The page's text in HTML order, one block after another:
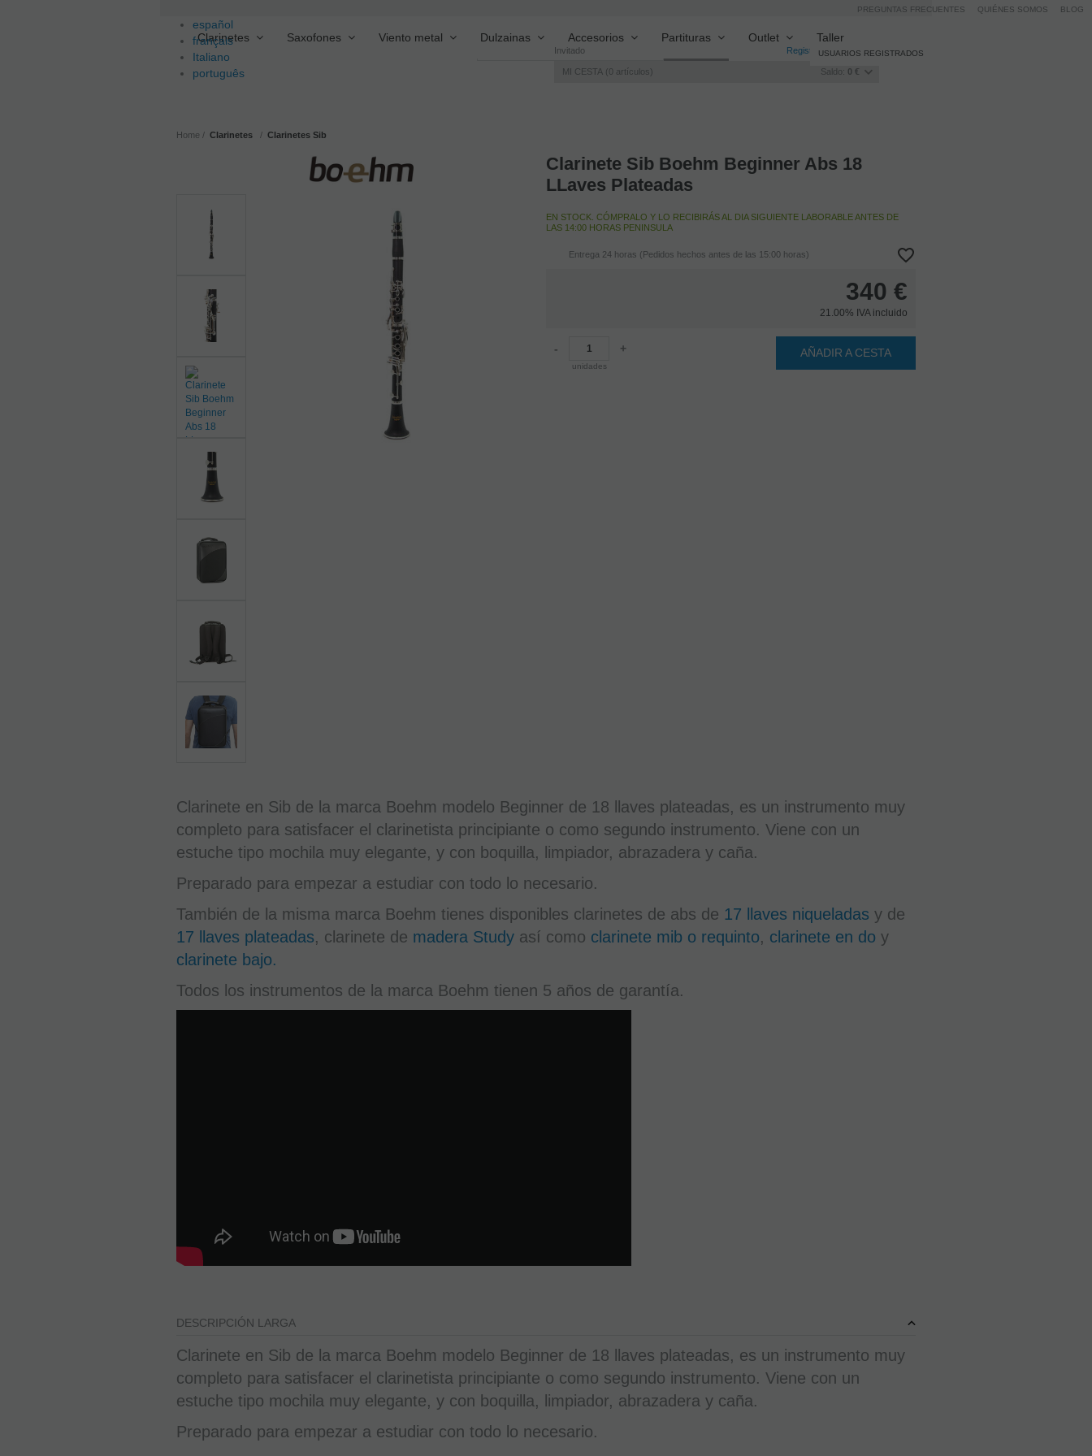
español
français
Italiano
português
Invitado Registro /Iniciar sesión
MI CESTA 0 artículos Saldo: 0 €
USUARIOS REGISTRADOS
Clarinetes Saxofones Viento metal Dulzainas Accesorios Partituras Outlet Taller
Home Clarinetes Clarinetes Sib
Clarinete Sib Boehm Beginner Abs 18
LLaves Plateadas
EN STOCK. CÓMPRALO Y LO RECIBIRÁS AL DIA SIGUIENTE LABORABLE ANTES DE
LAS 14:00 HORAS PENINSULA
Entrega 24 horas (Pedidos hechos antes de las 15:00 horas)
340 €
21.00% IVA incluido
-
unidades
+ AÑADIR A CESTA
Clarinete en Sib de la marca Boehm modelo Beginner de 18 llaves plateadas, es un instrumento muy
completo para satisfacer el clarinetista principiante o como segundo instrumento. Viene con un
estuche tipo mochila muy elegante, y con boquilla, limpiador, abrazadera y caña.
Preparado para empezar a estudiar con todo lo necesario.
También de la misma marca Boehm tienes disponibles clarinetes de abs de 17 llaves niqueladas y de
17 llaves plateadas, clarinete de madera Study así como clarinete mib o requinto, clarinete en do y
clarinete bajo.
Todos los instrumentos de la marca Boehm tienen 5 años de garantía.
DESCRIPCIÓN LARGA
Clarinete en Sib de la marca Boehm modelo Beginner de 18 llaves plateadas, es un instrumento muy
completo para satisfacer el clarinetista principiante o como segundo instrumento. Viene con un
estuche tipo mochila muy elegante, y con boquilla, limpiador, abrazadera y caña.
Preparado para empezar a estudiar con todo lo necesario.
PREGUNTAS FRECUENTES QUIÉNES SOMOS BLOG